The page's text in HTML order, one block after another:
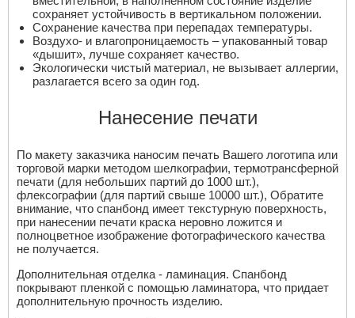
сохраняет устойчивость в вертикальном положении.
Сохранение качества при перепадах температуры.
Воздухо- и влагопроницаемость – упакованный товар
«дышит», лучше сохраняет качество.
Экологически чистый материал, не вызывает аллергии,
разлагается всего за один год.
Нанесение печати
По макету заказчика наносим печать Вашего логотипа или
торговой марки методом шелкографии, термотрансферной
печати (для небольших партий до 1000 шт.),
флексографии (для партий свыше 10000 шт.), Обратите
внимание, что спанбонд имеет текстурную поверхность,
при нанесении печати краска неровно ложится и
полноцветное изображение фотографического качества
не получается.
Дополнительная отделка - ламинация. Спанбонд
покрывают пленкой с помощью ламинатора, что придает
дополнительную прочность изделию.